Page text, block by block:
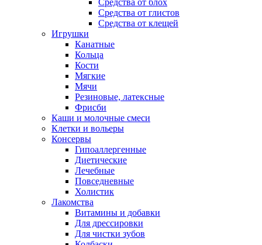
Средства от блох
Средства от глистов
Средства от клещей
Игрушки
Канатные
Кольца
Кости
Мягкие
Мячи
Резиновые, латексные
Фрисби
Каши и молочные смеси
Клетки и вольеры
Консервы
Гипоаллергенные
Диетические
Лечебные
Повседневные
Холистик
Лакомства
Витамины и добавки
Для дрессировки
Для чистки зубов